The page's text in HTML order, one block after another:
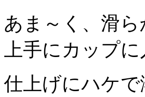
あま～く、滑
上手にカップ
仕上げにハケ